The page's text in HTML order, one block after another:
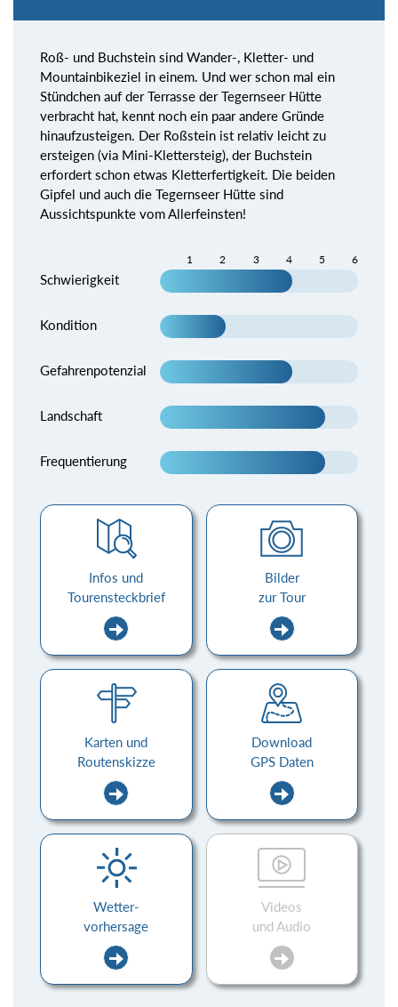
Roß- und Buchstein sind Wander-, Kletter- und
Mountainbikeziel in einem. Und wer schon mal ein
Stündchen auf der Terrasse der Tegernseer Hütte
verbracht hat, kennt noch ein paar andere Gründe
hinaufzusteigen. Der Roßstein ist relativ leicht zu
ersteigen (via Mini-Klettersteig), der Buchstein
erfordert schon etwas Kletterfertigkeit. Die beiden
Gipfel und auch die Tegernseer Hütte sind
Aussichtspunkte vom Allerfeinsten!
1 2 3 4 5 6
Schwierigkeit
Kondition
Gefahrenpotenzial
Landschaft
Frequentierung
Infos und
Tourensteckbrief
Bilder
zur Tour
Karten und
Routenskizze
Download
GPS Daten
Wetter-
vorhersage
Videos
und Audio